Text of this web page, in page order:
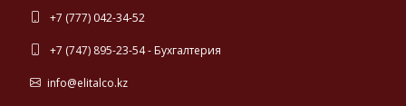
+7 (777) 042-34-52
+7 (747) 895-23-54 - Бухгалтерия
info@elitalco.kz